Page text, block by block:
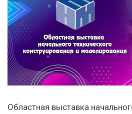
Областная выставка